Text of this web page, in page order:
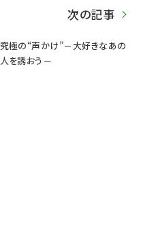
次の記事
究極の“声かけ”－大好きなあの
人を誘おう－